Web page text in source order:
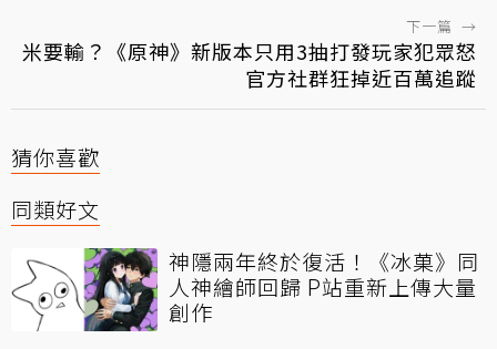
下一篇 →
米要輸？《原神》新版本只用3抽打發玩家犯眾怒
官方社群狂掉近百萬追蹤
猜你喜歡
同類好文
神隱兩年終於復活！《冰菓》同
人神繪師回歸 P站重新上傳大量
創作